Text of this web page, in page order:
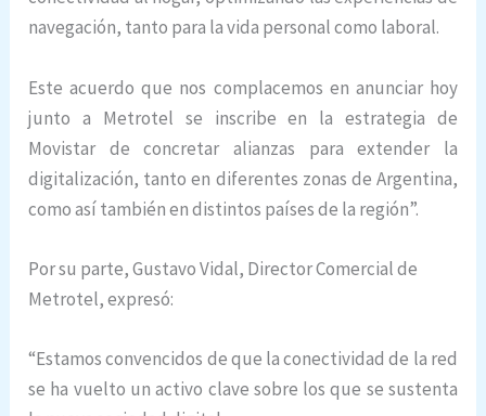
navegación, tanto para la vida personal como laboral.
Este acuerdo que nos complacemos en anunciar hoy
junto a Metrotel se inscribe en la estrategia de
Movistar de concretar alianzas para extender la
digitalización, tanto en diferentes zonas de Argentina,
como así también en distintos países de la región”.
Por su parte, Gustavo Vidal, Director Comercial de
Metrotel, expresó:
“Estamos convencidos de que la conectividad de la red
se ha vuelto un activo clave sobre los que se sustenta